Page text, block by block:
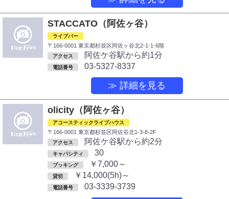
STACCATO（阿佐ヶ谷）
ライブバー
〒166-0001 東京都杉並区阿佐ヶ谷北2-1-1-6階
アクセス 阿佐ケ谷駅から約1分
電話番号 03-5327-8337
≫ 詳細を見る
olicity（阿佐ヶ谷）
アコースティックライブハウス
〒166-0001 東京都杉並区阿佐谷北1-3-8-2F
アクセス 阿佐ケ谷駅から約2分
キャパシティ 30
ブッキング ￥7,000～
貸切 ￥14,000(5h)～
電話番号 03-3339-3739